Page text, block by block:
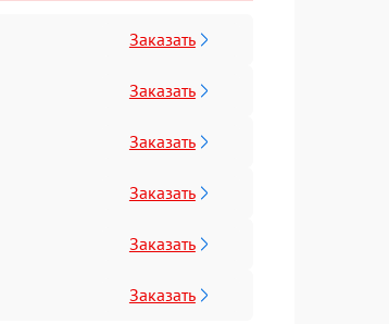
Заказать
Заказать
Заказать
Заказать
Заказать
Заказать